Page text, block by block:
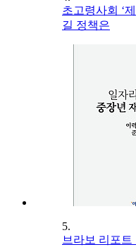
초고령사회 ‘
길 정책은
5.
브라보 리포트